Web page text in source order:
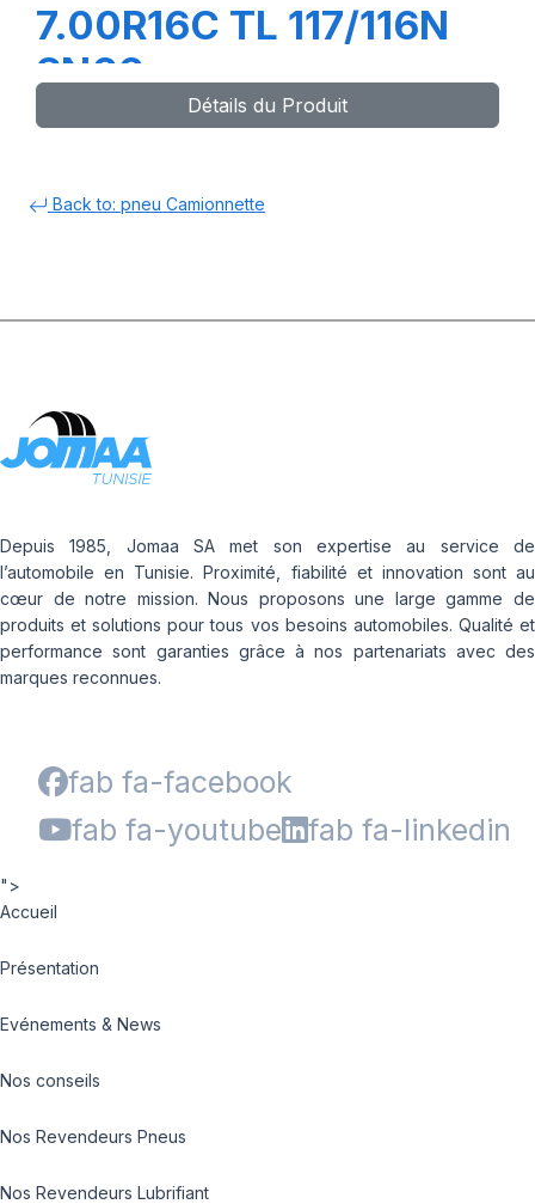
7.00R16C TL 117/116N
SN66
Détails du Produit
Back to: pneu Camionnette
Depuis 1985, Jomaa SA met son expertise au service de
l’automobile en Tunisie. Proximité, fiabilité et innovation sont au
cœur de notre mission. Nous proposons une large gamme de
produits et solutions pour tous vos besoins automobiles. Qualité et
performance sont garanties grâce à nos partenariats avec des
marques reconnues.
fab fa-facebook
fab fa-youtube
fab fa-linkedin
">
Accueil
Présentation
Evénements & News
Nos conseils
Nos Revendeurs Pneus
Nos Revendeurs Lubrifiant